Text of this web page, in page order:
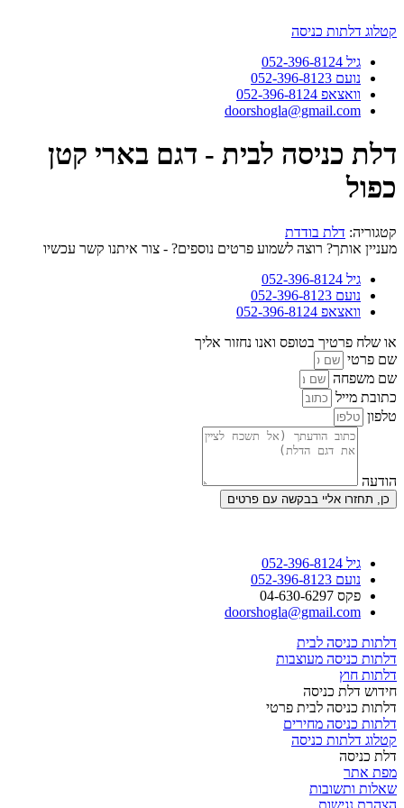
לתוכן
קטלוג דלתות כניסה
גיל 052-396-8124
נועם 052-396-8123
וואצאפ 052-396-8124
doorshogla@gmail.com
דלת כניסה לבית - דגם בארי קטן
כפול
קטגוריה: דלת בודדת
מעניין אותך? רוצה לשמוע פרטים נוספים? - צור איתנו קשר עכשיו
גיל 052-396-8124
נועם 052-396-8123
וואצאפ 052-396-8124
או שלח פרטיך בטופס ואנו נחזור אליך
שם פרטי
שם משפחה
כתובת מייל
טלפון
הודעה
כן, תחזרו אליי בבקשה עם פרטים
גיל 052-396-8124
נועם 052-396-8123
פקס 04-630-6297
doorshogla@gmail.com
דלתות כניסה לבית
דלתות כניסה מעוצבות
דלתות חוץ
חידוש דלת כניסה
דלתות כניסה לבית פרטי
דלתות כניסה מחירים
קטלוג דלתות כניסה
דלת כניסה
מפת אתר
שאלות ותשובות
הצהרת נגישות